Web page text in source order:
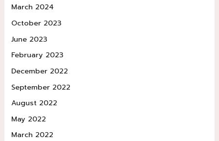
March 2024
October 2023
June 2023
February 2023
December 2022
September 2022
August 2022
May 2022
March 2022